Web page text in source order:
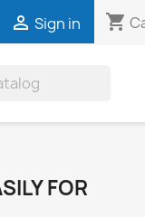
 Sign in shopping_cart
FOR